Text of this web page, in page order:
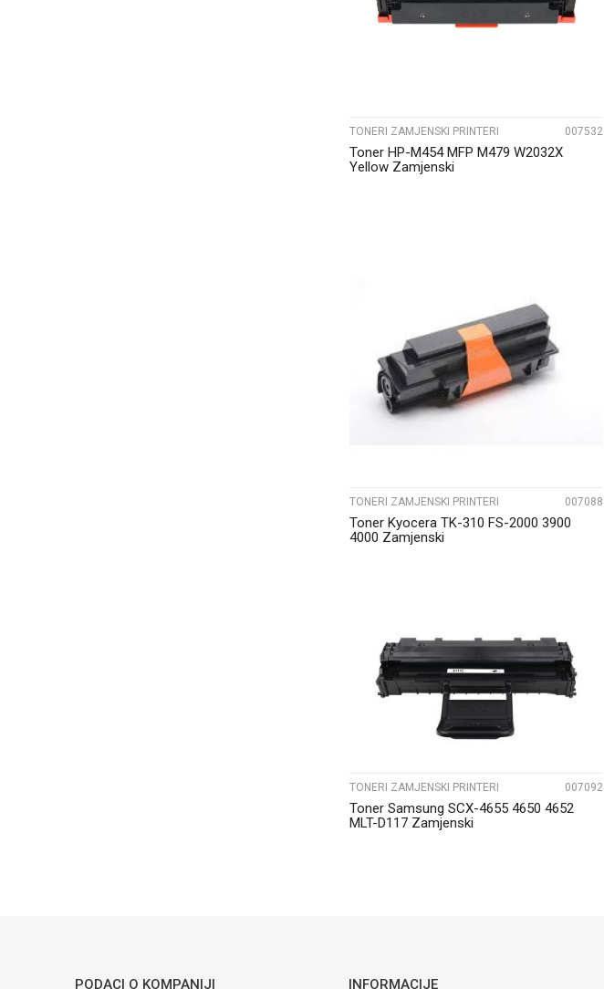
TONERI ZAMJENSKI PRINTERI 007532
Toner HP-M454 MFP M479 W2032X
Yellow Zamjenski
UPOREDI
TONERI ZAMJENSKI PRINTERI 007088
Toner Kyocera TK-310 FS-2000 3900
4000 Zamjenski
UPOREDI
TONERI ZAMJENSKI PRINTERI 007092
Toner Samsung SCX-4655 4650 4652
MLT-D117 Zamjenski
PODACI O KOMPANIJI INFORMACIJE